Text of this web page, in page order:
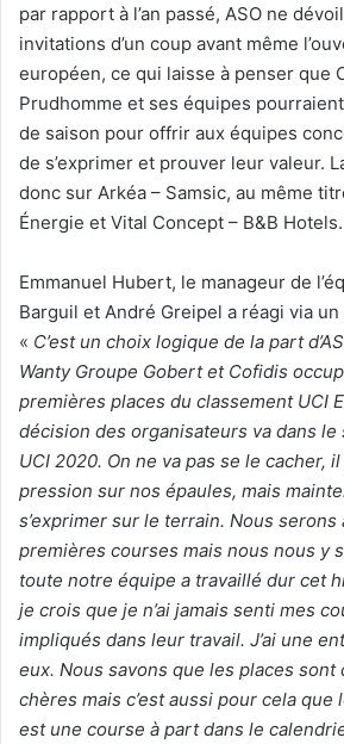
par rapport à l’an passé, ASO ne
invitations d’un coup avant même
européen, ce qui laisse à penser que
Prudhomme et ses équipes
de saison pour offrir aux équipes
de s’exprimer et prouver leur valeur.
donc sur Arkéa – Samsic, au même
Énergie et Vital Concept – B&B Hotels.
Emmanuel Hubert, le manageur de
Barguil et André Greipel a réagi via
« C’est un choix logique de la part
Wanty Groupe Gobert et Cofidis
premières places du classement UCI
décision des organisateurs va dans le
UCI 2020. On ne va pas se le cacher,
pression sur nos épaules, mais
s’exprimer sur le terrain. Nous
premières courses mais nous nous y
toute notre équipe a travaillé dur cet
je crois que je n’ai jamais senti mes
impliqués dans leur travail. J’ai une
eux. Nous savons que les places sont
chères mais c’est aussi pour cela que
est une course à part dans le